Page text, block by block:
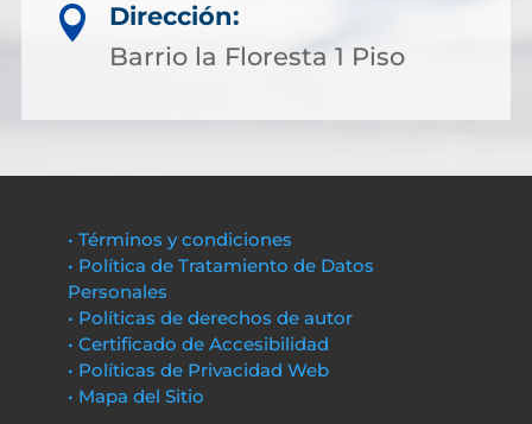

Dirección:
Barrio la Floresta 1 Piso
• Términos y condiciones
• Política de Tratamiento de Datos
Personales
• Políticas de derechos de autor
• Certificado de Accesibilidad
• Políticas de Privacidad Web
• Mapa del Sitio